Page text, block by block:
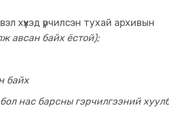
хүүхэд үрчилсэн тухай архивын
авсан байх ёстой);
байх
нас барсны гэрчилгээний